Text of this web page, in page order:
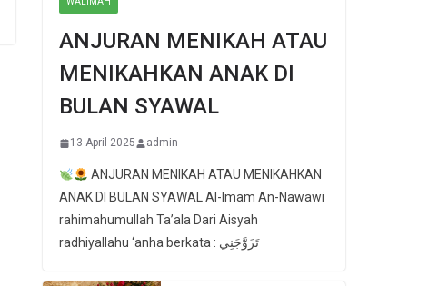
ANJURAN MENIKAH ATAU
MENIKAHKAN ANAK DI
BULAN SYAWAL
13 April 2025 admin
ANJURAN MENIKAH ATAU MENIKAHKAN
ANAK DI BULAN SYAWAL Al-Imam An-Nawawi
rahimahumullah Ta’ala Dari Aisyah
radhiyallahu ‘anha berkata : تَزَوَّجَنِي